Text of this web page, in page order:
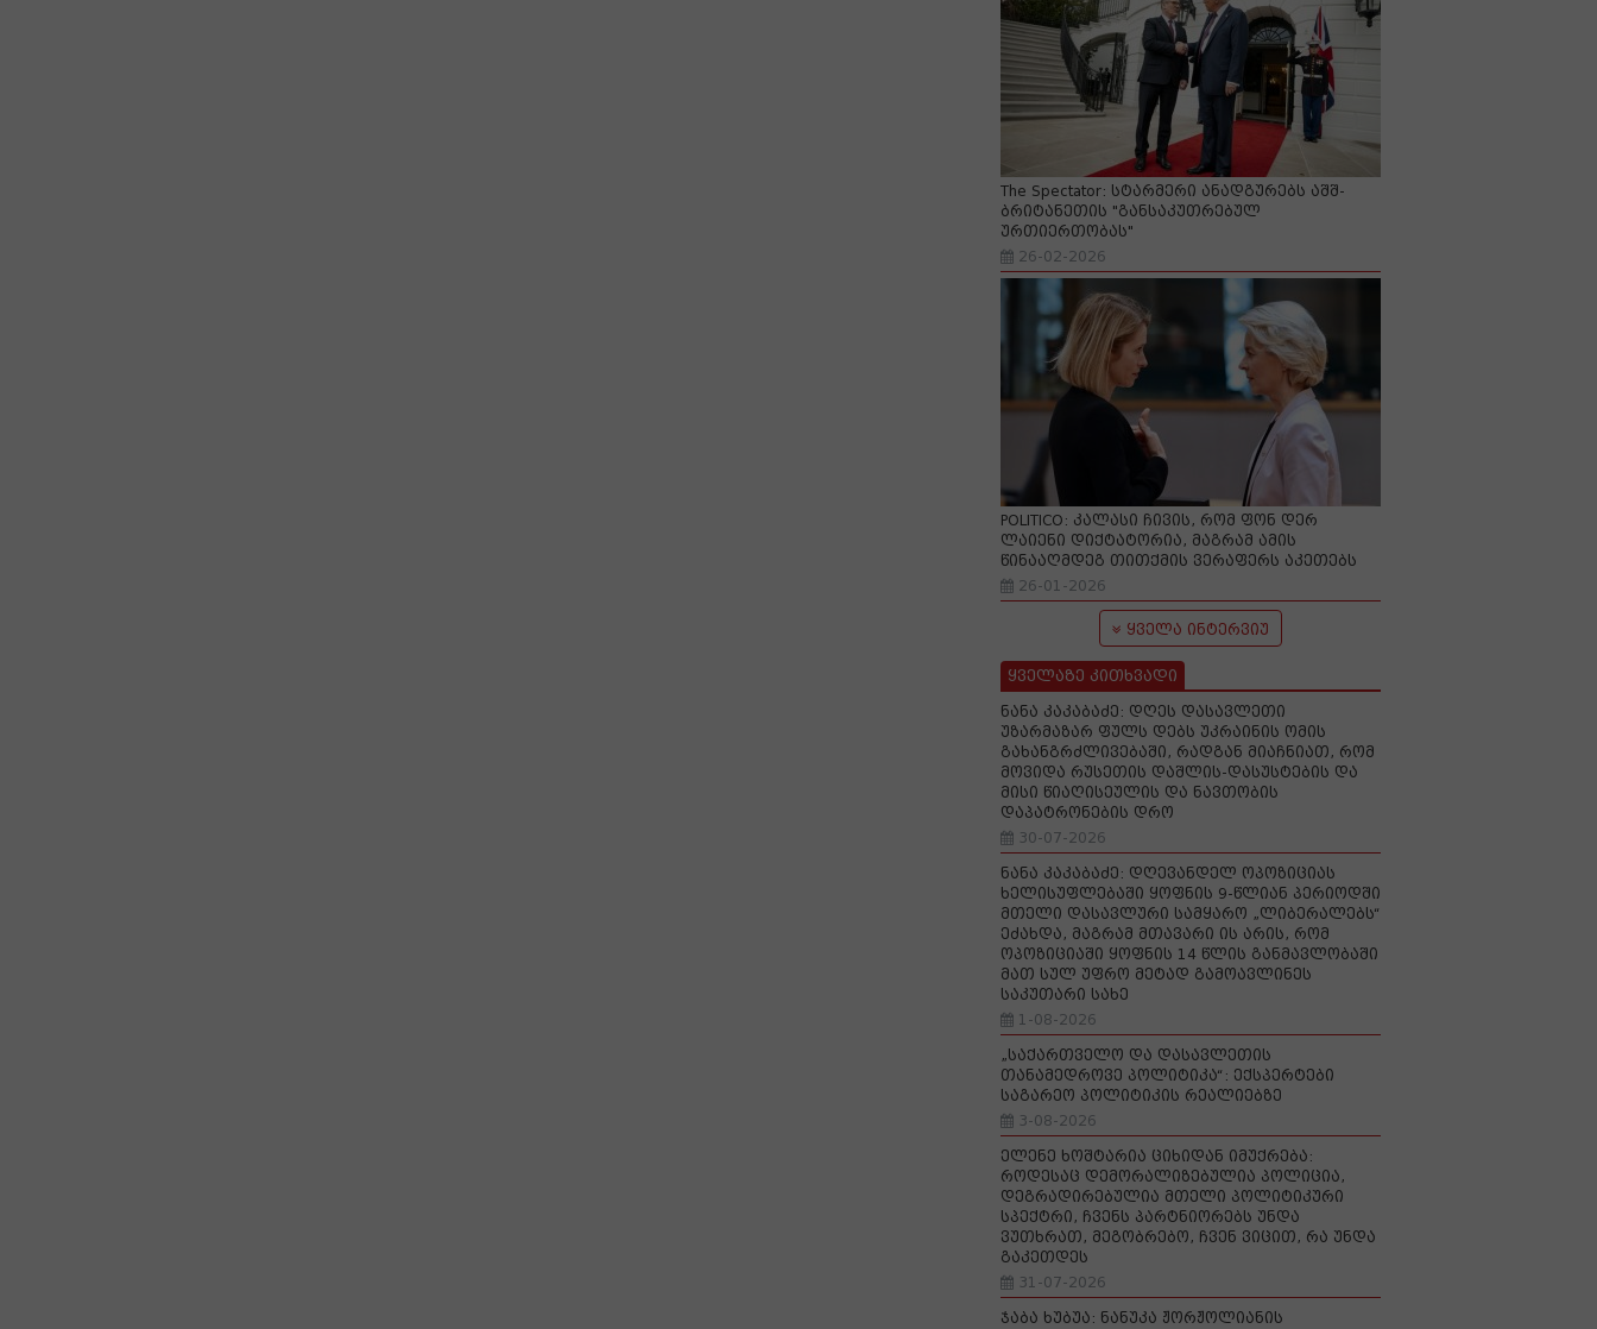
The Spectator: სტარმერი ანადგურებს აშშ-
ბრიტანეთის "განსაკუთრებულ
ურთიერთობას"
26-02-2026
POLITICO: კალასი ჩივის, რომ ფონ დერ
ლაიენი დიქტატორია, მაგრამ ამის
წინააღმდეგ თითქმის ვერაფერს აკეთებს
26-01-2026
ყველა ინტერვიუ
ყველაზე კითხვადი
ნანა კაკაბაძე: დღეს დასავლეთი
უზარმაზარ ფულს დებს უკრაინის ომის
გახანგრძლივებაში, რადგან მიაჩნიათ, რომ
მოვიდა რუსეთის დაშლის-დასუსტების და
მისი წიაღისეულის და ნავთობის
დაპატრონების დრო
30-07-2026
ნანა კაკაბაძე: დღევანდელ ოპოზიციას
ხელისუფლებაში ყოფნის 9-წლიან პერიოდში
მთელი დასავლური სამყარო „ლიბერალებს“
ეძახდა, მაგრამ მთავარი ის არის, რომ
ოპოზიციაში ყოფნის 14 წლის განმავლობაში
მათ სულ უფრო მეტად გამოავლინეს
საკუთარი სახე
1-08-2026
„საქართველო და დასავლეთის
თანამედროვე პოლიტიკა“: ექსპერტები
საგარეო პოლიტიკის რეალიებზე
3-08-2026
ელენე ხოშტარია ციხიდან იმუქრება:
როდესაც დემორალიზებულია პოლიცია,
დეგრადირებულია მთელი პოლიტიკური
სპექტრი, ჩვენს პარტნიორებს უნდა
ვუთხრათ, მეგობრებო, ჩვენ ვიცით, რა უნდა
გაკეთდეს
31-07-2026
ჯაბა ხუბუა: ნანუკა ჟორჟოლიანის